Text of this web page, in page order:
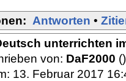
Antworten •
unterrichten
von: DaF2000 ()
13. Februar 2017